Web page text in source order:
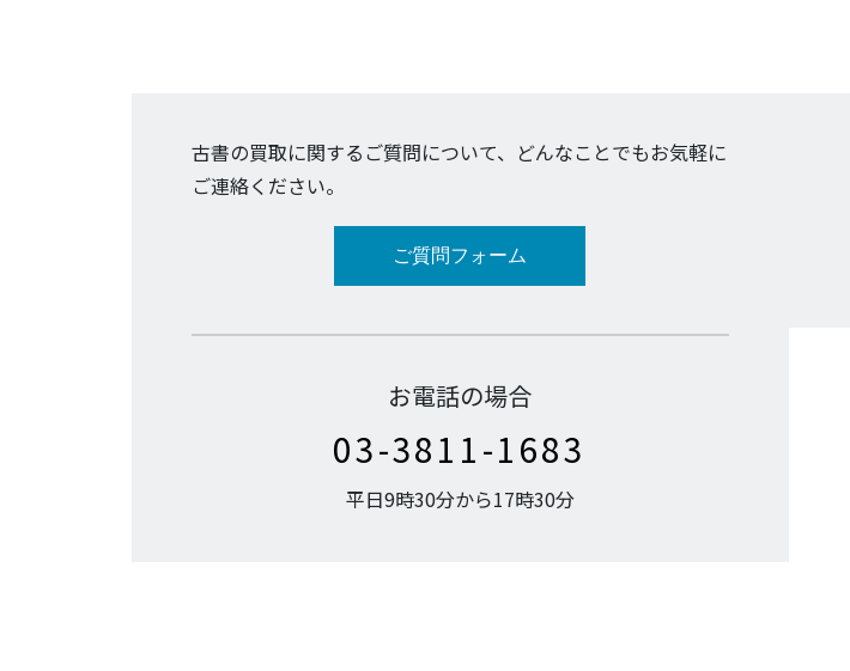
古書の買取に関するご質問について、どんなことでもお気軽に
ご連絡ください。
ご質問フォーム
お電話の場合
03-3811-1683
平日9時30分から17時30分